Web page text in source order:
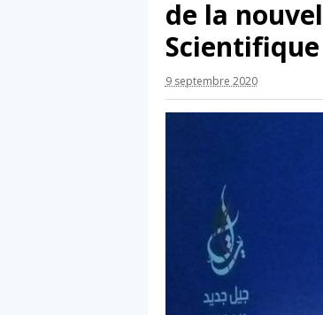
de la
Scientifique
9 septembre 2020